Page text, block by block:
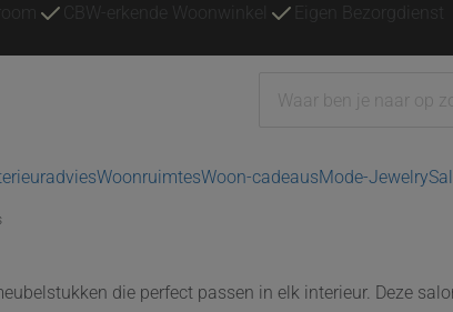
CBW-erkende Woonwinkel Eigen Bezorgdienst
WoonruimtesWoon-cadeausMode-Jewelry
die perfect passen in elk interieur. Deze